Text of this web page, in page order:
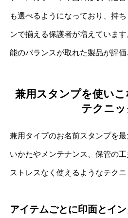
も選べるようになっており、持
ンで揃える保護者が増えていま
能のバランスが取れた製品が評価
兼用スタンプを使い
テクニッ
兼用タイプのお名前スタンプを
いかたやメンテナンス、保管の
ストレスなく使えるようなテクニ
アイテムごとに印面とイ